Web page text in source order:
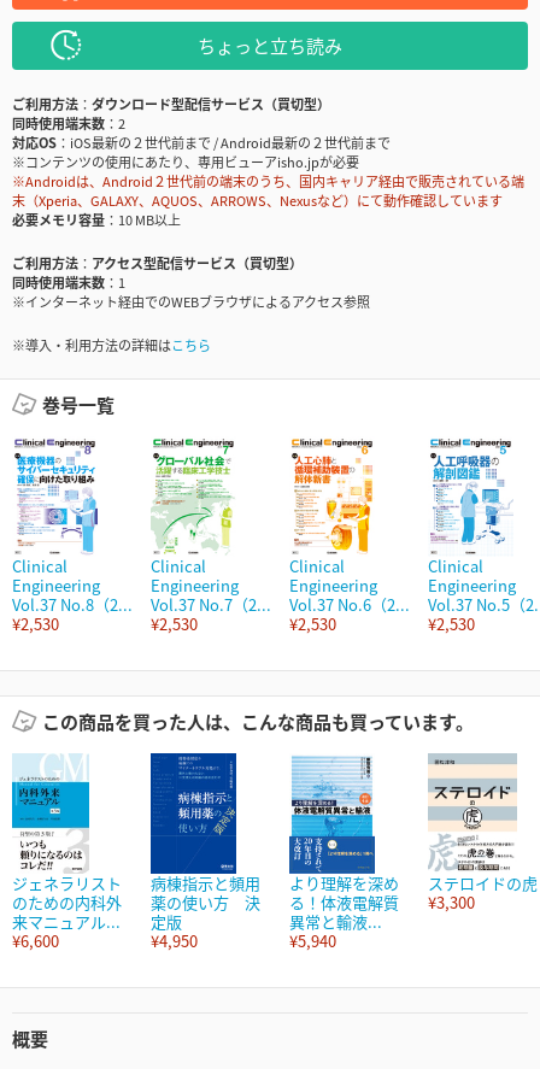
ちょっと立ち読み
ご利用方法
ダウンロード型配信サービス（買切型）
同時使用端末数
2
対応OS
iOS最新の２世代前まで / Android最新の２世代前まで
※コンテンツの使用にあたり、専用ビューアisho.jpが必要
※Androidは、Android２世代前の端末のうち、国内キャリア経由で販売されている端
末（Xperia、GALAXY、AQUOS、ARROWS、Nexusなど）にて動作確認しています
必要メモリ容量
10 MB以上
ご利用方法
アクセス型配信サービス（買切型）
同時使用端末数
1
※インターネット経由でのWEBブラウザによるアクセス参照
※導入・利用方法の詳細はこちら
巻号一覧
Clinical
Engineering
Vol.37 No.8（2...
¥2,530
Clinical
Engineering
Vol.37 No.7（2...
¥2,530
Clinical
Engineering
Vol.37 No.6（2...
¥2,530
Clinical
Engineering
Vol.37 No.5（
¥2,530
この商品を買った人は、こんな商品も買っています。
ジェネラリスト
のための内科外
来マニュアル...
¥6,600
病棟指示と頻用
薬の使い方 決
定版
¥4,950
より理解を深め
る！体液電解質
異常と輸液...
¥5,940
ステロイドの虎
¥3,300
概要